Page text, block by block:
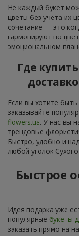
Не каждый букет
цветы без учёта их
сочетание — это
гармонируют по
эмоциональном
Где
Если вы хотите
заказывайте
flowers.ua. У нас вы
трендовые
Быстро, удобно и
любой уголок
Быстрое
Идея подарка уже
популярные букеты
заказать прямо на